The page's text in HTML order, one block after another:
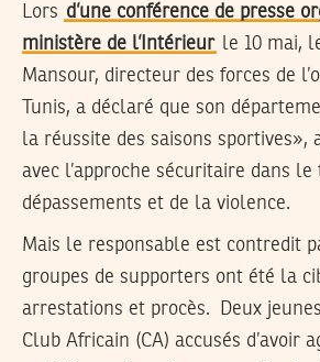
Lors d’une conférence de presse
ministère de l’Intérieur le 10 mai,
Mansour, directeur des forces de
Tunis, a déclaré que son
la réussite des saisons sportives»,
avec l’approche sécuritaire dans
dépassements et de la violence.
Mais le responsable est contredit
groupes de supporters ont été la
arrestations et procès. Deux
Club Africain (CA) accusés d’avoir